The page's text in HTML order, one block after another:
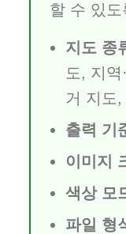
할 수 있
지도 종
도, 지역
거 지도,
출력 기
이미지
색상 모
파일 형